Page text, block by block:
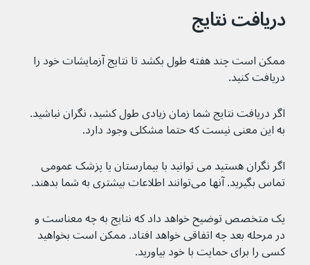
دریافت نتایج
ممکن است چند هفته طول بکشد تا نتایج آزمایشات خود را
دریافت کنید.
اگر دریافت نتایج شما زمان زیادی طول کشید، نگران نباشید.
به این معنی نیست که حتما مشکلی وجود دارد.
اگر نگران هستید می توانید با بیمارستان یا پزشک عمومی
تماس بگیرید. آنها می‌توانند اطلاعات بیشتری به شما بدهند.
یک متخصص توضیح خواهد داد که نتایج به چه معناست و
در مرحله بعد چه اتفاقی خواهد افتاد. ممکن است بخواهید
کسی را برای حمایت با خود بیاورید.